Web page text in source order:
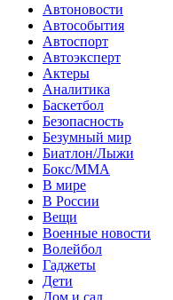
Автоновости
Автособытия
Автоспорт
Автоэксперт
Актеры
Аналитика
Баскетбол
Безопасность
Безумный мир
Биатлон/Лыжи
Бокс/MMA
В мире
В России
Вещи
Военные новости
Волейбол
Гаджеты
Дети
Дом и сад